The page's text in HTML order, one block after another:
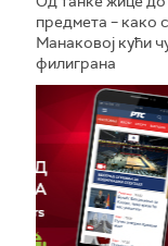
предмета – како
Манаковој кући
филиграна